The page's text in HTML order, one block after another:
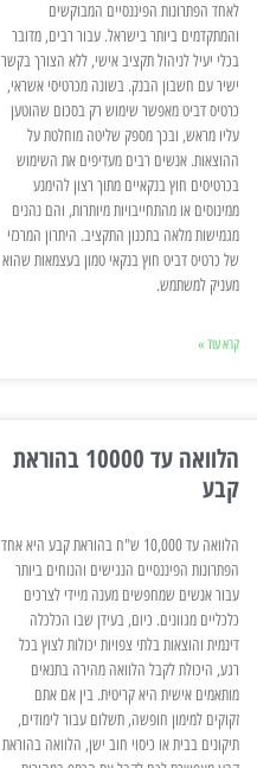
לאחד הפתרונות הפיננסיים המבוקשים
והמתקדמים ביותר בישראל. עבור רבים, מדובר
בכלי יעיל לניהול תקציב אישי, ללא הצורך בקשר
ישיר עם חשבון הבנק. בשונה מכרטיסי אשראי,
כרטיס דביט מאפשר שימוש רק בסכום שהוטען
עליו מראש, ובכך מספק שליטה מוחלטת על
ההוצאות. אנשים רבים מעדיפים את השימוש
בכרטיסים חוץ בנקאיים מתוך רצון להימנע
ממינוסים או מהתחייבויות מיותרות, והם נהנים
מגמישות מלאה בתכנון התקציב. היתרון המרכזי
של כרטיס דביט חוץ בנקאי טמון בעצמאות שהוא
מעניק למשתמש.
קרא עוד »
הלוואה עד 10000 בהוראת
קבע
הלוואה עד 10,000 ש"ח בהוראת קבע היא אחד
הפתרונות הפיננסיים הנגישים והנוחים ביותר
עבור אנשים שמחפשים מענה מיידי לצרכים
כלכליים מגוונים. כיום, בעידן שבו הכלכלה
דינמית והוצאות בלתי צפויות יכולות לצוץ בכל
רגע, היכולת לקבל הלוואה מהירה בתנאים
מותאמים אישית היא קריטית. בין אם אתם
זקוקים למימון חופשה, תשלום עבור לימודים,
תיקונים בבית או כיסוי חוב ישן, הלוואה בהוראת